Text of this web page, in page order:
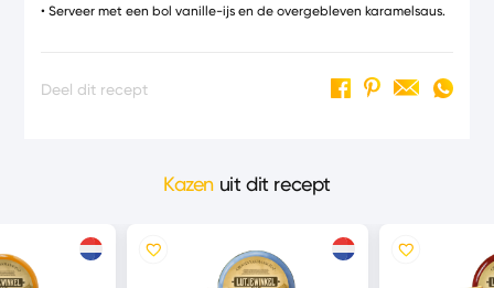
• Serveer met een bol vanille-ijs en de overgebleven karamelsaus.
Deel dit recept
Kazen uit dit recept